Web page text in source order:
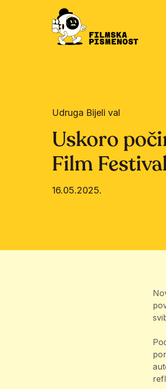
Udruga Bijeli val
Uskoro
Film
16.05.2025.